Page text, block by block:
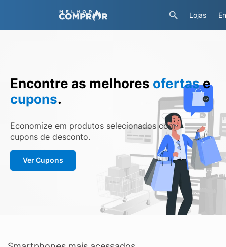
Lojas
Encontre as melhores ofertase
cupons.
Economize em produtos selecionados com
cupons de desconto.
Ver Cupons